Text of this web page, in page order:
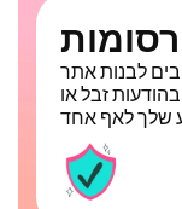
לבנות אתר
זבל או